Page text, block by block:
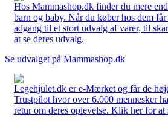
Hos Mammashop.dk finder du mere
barn og baby. Når du køber hos dem
adgang til et stort udvalg af varer, til
at se deres udvalg.
Se udvalget på Mammashop.dk
Legehjulet.dk er e-Mærket og får de
Trustpilot hvor over 6.000 mennesker
retur om deres oplevelse. Klik her for at